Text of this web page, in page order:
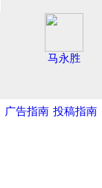
马永胜
广告指南 投稿指南